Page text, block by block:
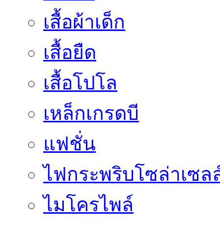
เสื้อผ้าเด็ก
เสื้อยืด
เสื้อโปโล
เหล็กเกรดบี
แฟชั่น
ไฟกระพริบโซล่าเซล
ไมโครไพล์